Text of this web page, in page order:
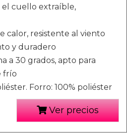
el cuello extraíble,
calor, resistente al viento
y duradero
a 30 grados, apto para
frío
Forro: 100% poliéster
Ver precios